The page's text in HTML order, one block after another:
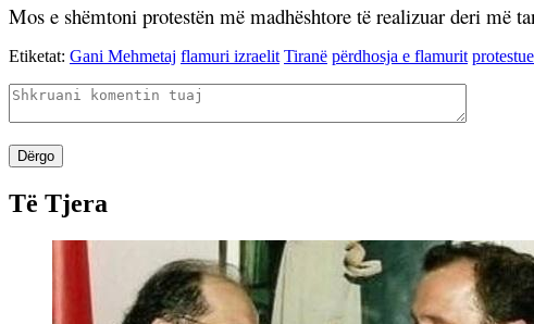
Mos e shëmtoni protestën më madhështore të realizuar deri më
Etiketat: Gani Mehmetaj flamuri izraelit Tiranë përdhosja e flamurit
Dërgo
Të Tjera